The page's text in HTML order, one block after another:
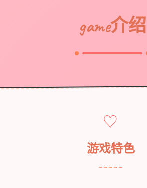
game介绍
♡
游戏特色
~~~~~